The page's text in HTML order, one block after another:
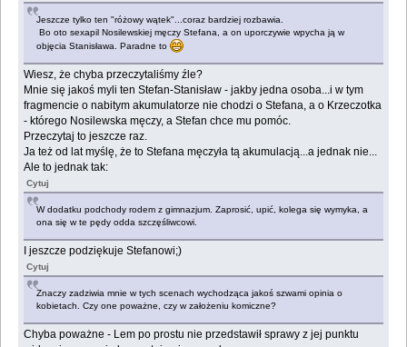
Jeszcze tylko ten "różowy wątek"...coraz bardziej rozbawia.
Bo oto sexapil Nosilewskiej męczy Stefana, a on uporczywie wpycha ją w
objęcia Stanisława. Paradne to
Wiesz, że chyba przeczytaliśmy źle?
Mnie się jakoś myli ten Stefan-Stanisław - jakby jedna osoba...i w tym
fragmencie o nabitym akumulatorze nie chodzi o Stefana, a o Krzeczotka
- którego Nosilewska męczy, a Stefan chce mu pomóc.
Przeczytaj to jeszcze raz.
Ja też od lat myślę, że to Stefana męczyła tą akumulacją...a jednak nie...
Ale to jednak tak:
Cytuj
W dodatku podchody rodem z gimnazjum. Zaprosić, upić, kolega się wymyka, a
ona się w te pędy odda szczęśliwcowi.
I jeszcze podziękuje Stefanowi;)
Cytuj
Znaczy zadziwia mnie w tych scenach wychodząca jakoś szwami opinia o
kobietach. Czy one poważne, czy w założeniu komiczne?
Chyba poważne - Lem po prostu nie przedstawił sprawy z jej punktu